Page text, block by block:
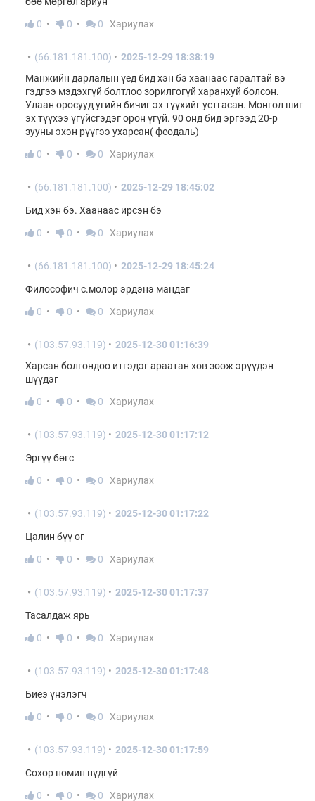
0
0 0 Хариулах
(66.181.181.100)
2025-12-29 18:38:19
Манжийн дарлалын үед бид хэн бэ хаанаас гаралтай вэ
гэдгээ мэдэхгүй болтлоо зорилгогүй харанхуй болсон.
Улаан оросууд угийн бичиг эх түүхийг устгасан. Монгол шиг
эх түүхээ үгүйсгэдэг орон үгүй. 90 онд бид эргээд 20-р
зууны эхэн рүүгээ ухарсан( феодаль)
0
0 0 Хариулах
(66.181.181.100) 2025-12-29 18:45:02
Бид хэн бэ. Хаанаас ирсэн бэ
0
0 0 Хариулах
(66.181.181.100) 2025-12-29 18:45:24
Философич с.молор эрдэнэ мандаг
0
0 0 Хариулах
(103.57.93.119)
2025-12-30 01:16:39
Харсан болгондоо итгэдэг араатан хов зөөж эрүүдэн
шүүдэг
0
0 0 Хариулах
(103.57.93.119) 2025-12-30 01:17:12
Эргүү бөгс
0
0 0 Хариулах
(103.57.93.119) 2025-12-30 01:17:22
Цалин бүү өг
0
0 0 Хариулах
(103.57.93.119) 2025-12-30 01:17:37
Тасалдаж ярь
0
0 0 Хариулах
(103.57.93.119) 2025-12-30 01:17:48
Биеэ үнэлэгч
0
0 0 Хариулах
(103.57.93.119) 2025-12-30 01:17:59
Сохор номин нүдгүй
0
0 0 Хариулах